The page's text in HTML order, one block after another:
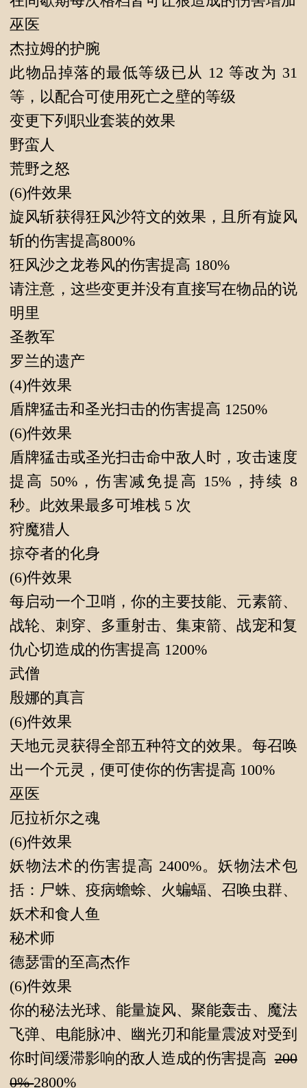
巫医
杰拉姆的护腕
此物品掉落的最低等级已从 12 等改为 31
等，以配合可使用死亡之壁的等级
变更下列职业套装的效果
野蛮人
荒野之怒
(6)件效果
旋风斩获得狂风沙符文的效果，且所有旋风
斩的伤害提高800%
狂风沙之龙卷风的伤害提高 180%
请注意，这些变更并没有直接写在物品的说
明里
圣教军
罗兰的遗产
(4)件效果
盾牌猛击和圣光扫击的伤害提高 1250%
(6)件效果
盾牌猛击或圣光扫击命中敌人时，攻击速度
提高 50%，伤害减免提高 15%，持续 8
秒。此效果最多可堆栈 5 次
狩魔猎人
掠夺者的化身
(6)件效果
每启动一个卫哨，你的主要技能、元素箭、
战轮、刺穿、多重射击、集束箭、战宠和复
仇心切造成的伤害提高 1200%
武僧
殷娜的真言
(6)件效果
天地元灵获得全部五种符文的效果。每召唤
出一个元灵，便可使你的伤害提高 100%
巫医
厄拉祈尔之魂
(6)件效果
妖物法术的伤害提高 2400%。妖物法术包
括：尸蛛、疫病蟾蜍、火蝙蝠、召唤虫群、
妖术和食人鱼
秘术师
德瑟雷的至高杰作
(6)件效果
你的秘法光球、能量旋风、聚能轰击、魔法
飞弹、电能脉冲、幽光刃和能量震波对受到
你时间缓滞影响的敌人造成的伤害提高200
0%2800%